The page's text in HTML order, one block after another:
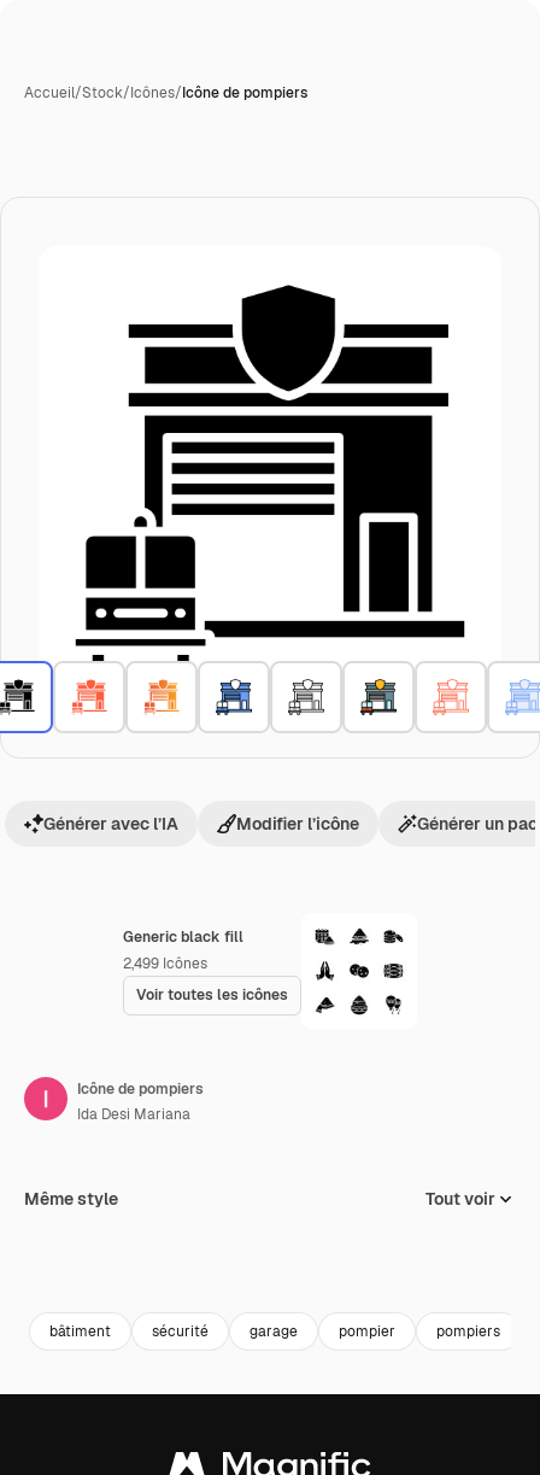
Accueil/Stock/Icônes/Icône de pompiers
Generic black fill
2,499 Icônes
Voir toutes les icônes
Générer avec l’IA Modifier l’icône Générer un
Icône de pompiers
Ida Desi Mariana
Même style Tout voir
bâtiment sécurité garage pompier pompiers